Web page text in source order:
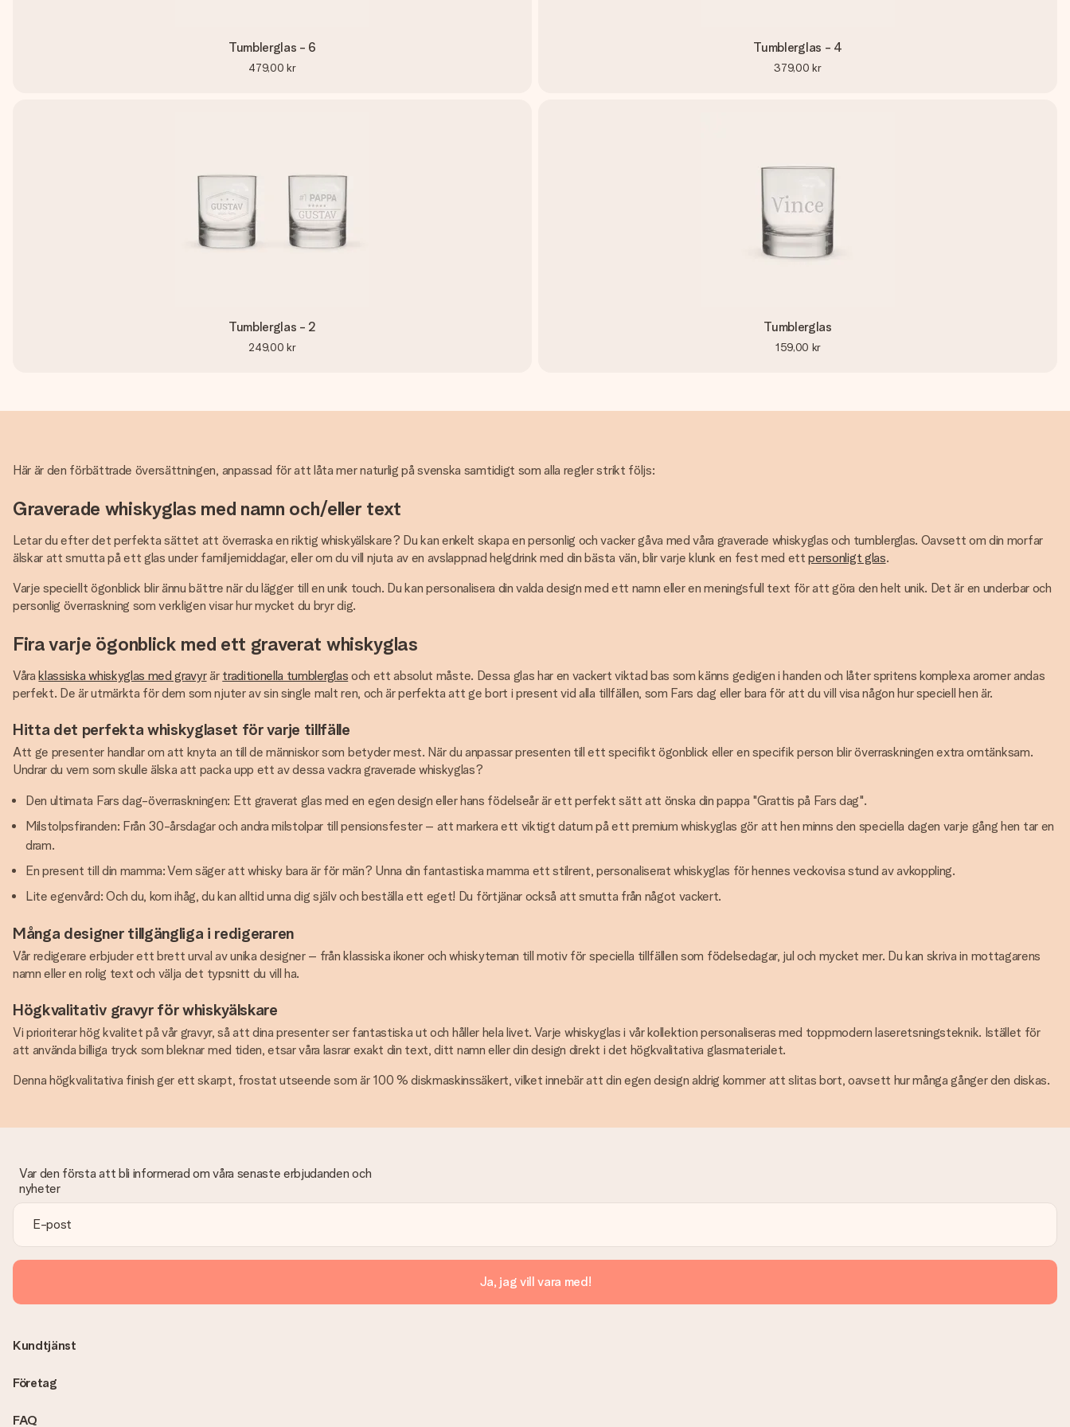
Tumblerglas - 6
479,00 kr
Tumblerglas - 4
379,00 kr
Tumblerglas - 2
249,00 kr
Tumblerglas
159,00 kr
Här är den förbättrade översättningen, anpassad för att låta mer naturlig på svenska samtidigt som alla regler strikt följs:
Graverade whiskyglas med namn och/eller text
Letar du efter det perfekta sättet att överraska en riktig whiskyälskare? Du kan enkelt skapa en personlig och vacker gåva med våra graverade whiskyglas och tumblerglas. Oavsett om din morfar
älskar att smutta på ett glas under familjemiddagar, eller om du vill njuta av en avslappnad helgdrink med din bästa vän, blir varje klunk en fest med ettpersonligt glas.
Varje speciellt ögonblick blir ännu bättre när du lägger till en unik touch. Du kan personalisera din valda design med ett namn eller en meningsfull text för att göra den helt unik. Det är en underbar och
personlig överraskning som verkligen visar hur mycket du bryr dig.
Fira varje ögonblick med ett graverat whiskyglas
Våraklassiska whiskyglas med gravyrär traditionella tumblerglas och ett absolut måste. Dessa glas har en vackert viktad bas som känns gedigen i handen och låter spritens komplexa aromer andas
perfekt. De är utmärkta för dem som njuter av sin single malt ren, och är perfekta att ge bort i present vid alla tillfällen, som Fars dag eller bara för att du vill visa någon hur speciell hen är.
Hitta det perfekta whiskyglaset för varje tillfälle
Att ge presenter handlar om att knyta an till de människor som betyder mest. När du anpassar presenten till ett specifikt ögonblick eller en specifik person blir överraskningen extra omtänksam.
Undrar du vem som skulle älska att packa upp ett av dessa vackra graverade whiskyglas?
Den ultimata Fars dag-överraskningen: Ett graverat glas med en egen design eller hans födelseår är ett perfekt sätt att önska din pappa "Grattis på Fars dag".
Milstolpsfiranden: Från 30-årsdagar och andra milstolpar till pensionsfester – att markera ett viktigt datum på ett premium whiskyglas gör att hen minns den speciella dagen varje gång hen tar en
dram.
En present till din mamma: Vem säger att whisky bara är för män? Unna din fantastiska mamma ett stilrent, personaliserat whiskyglas för hennes veckovisa stund av avkoppling.
Lite egenvård: Och du, kom ihåg, du kan alltid unna dig själv och beställa ett eget! Du förtjänar också att smutta från något vackert.
Många designer tillgängliga i redigeraren
Vår redigerare erbjuder ett brett urval av unika designer – från klassiska ikoner och whiskyteman till motiv för speciella tillfällen som födelsedagar, jul och mycket mer. Du kan skriva in mottagarens
namn eller en rolig text och välja det typsnitt du vill ha.
Högkvalitativ gravyr för whiskyälskare
Vi prioriterar hög kvalitet på vår gravyr, så att dina presenter ser fantastiska ut och håller hela livet. Varje whiskyglas i vår kollektion personaliseras med toppmodern laseretsningsteknik. Istället för
att använda billiga tryck som bleknar med tiden, etsar våra lasrar exakt din text, ditt namn eller din design direkt i det högkvalitativa glasmaterialet.
Denna högkvalitativa finish ger ett skarpt, frostat utseende som är 100 % diskmaskinssäkert, vilket innebär att din egen design aldrig kommer att slitas bort, oavsett hur många gånger den diskas.
Var den första att bli informerad om våra senaste erbjudanden och
nyheter
Ja, jag vill vara med!
FAQ
Kundtjänst
Företag